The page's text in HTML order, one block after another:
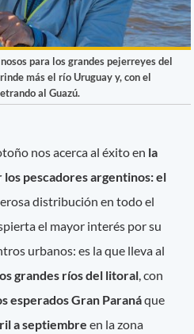
para los grandes pejerreyes del
más el río Uruguay y, con el
al Guazú.
nos acerca al éxito en la
los pescadores argentinos: el
distribución en todo el
el mayor interés por su
urbanos: es la que lleva al
grandes ríos del litoral , con
esperados Gran Paranáque
a septiembre en la zona